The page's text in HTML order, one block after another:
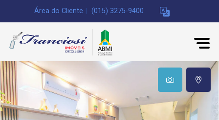
Área do Cliente (015) 3275-9400